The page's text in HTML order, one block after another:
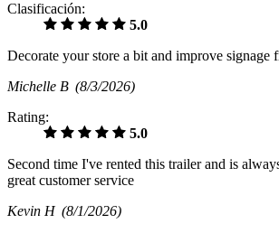
Clasificación:
5.0
Decorate your store a bit and improve signage
Michelle B (8/3/2026)
Rating:
5.0
Second time I've rented this trailer and is
great customer service
Kevin H (8/1/2026)